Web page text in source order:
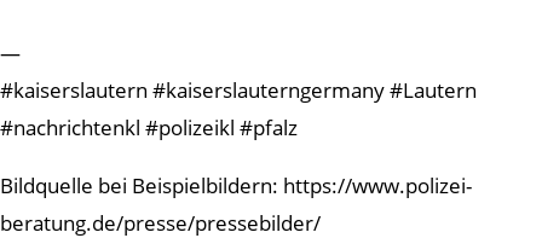
—
#kaiserslautern #kaiserslauterngermany #Lautern
#nachrichtenkl #polizeikl #pfalz
Bildquelle bei Beispielbildern: https://www.polizei-
beratung.de/presse/pressebilder/